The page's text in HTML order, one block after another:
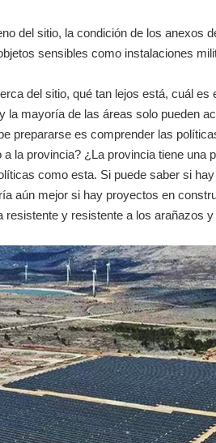
del sitio, la condición de los anexos
sensibles como instalaciones
del sitio, qué tan lejos está, cuál
la mayoría de las áreas solo pueden
prepararse es comprender las
la provincia? ¿La provincia tiene una
como esta. Si puede saber si
aún mejor si hay proyectos en
resistente y resistente a los arañazos